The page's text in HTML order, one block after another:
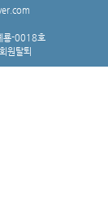
룡-0018호
회원탈퇴